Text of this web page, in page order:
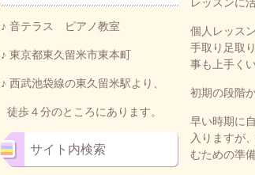
個人レッス
手取り足取
事も上手く
初期の段階
早い時期に
入りますが
むための準
♪ 音テラス ピアノ教室
♪ 東京都東久留米市東本町
♪ 西武池袋線の東久留米駅より、
徒歩４分のところにあります。
サイト内検索